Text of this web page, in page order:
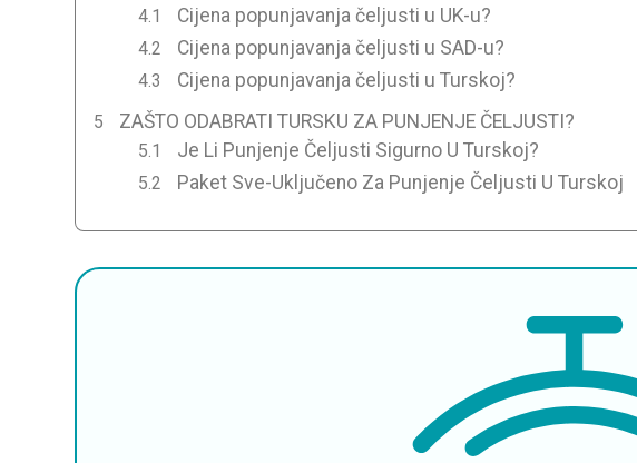
Cijena popunjavanja čeljusti u UK-u?
Cijena popunjavanja čeljusti u SAD-u?
Cijena popunjavanja čeljusti u Turskoj?
ZAŠTO ODABRATI TURSKU ZA PUNJENJE ČELJUSTI?
Je Li Punjenje Čeljusti Sigurno U Turskoj?
Paket Sve-Uključeno Za Punjenje Čeljusti U Turskoj